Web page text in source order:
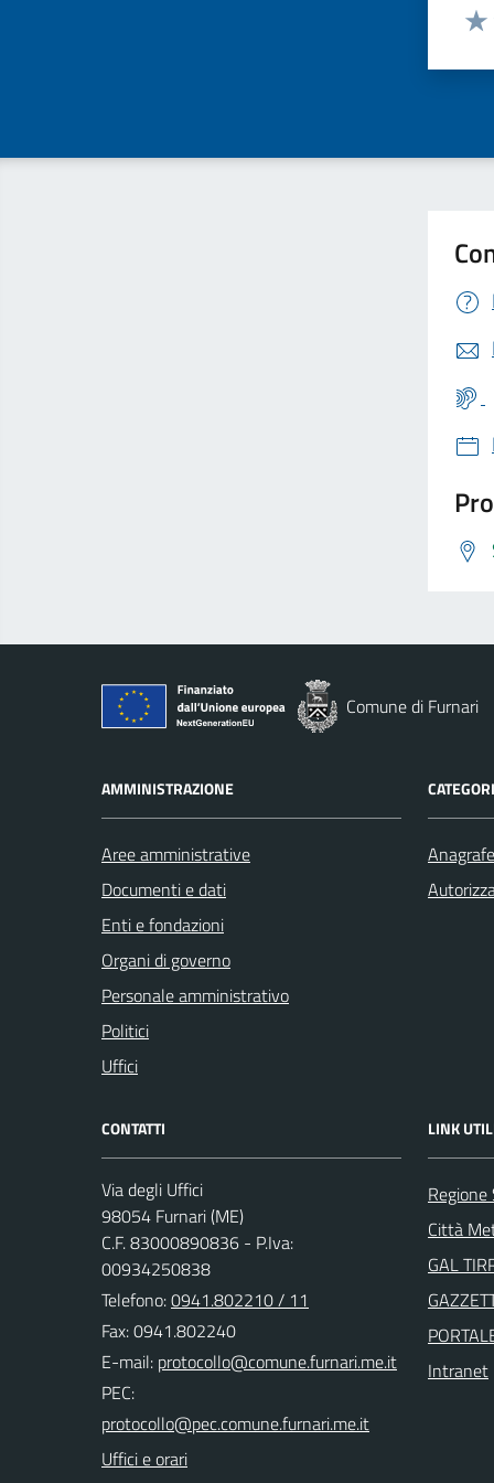
Comune di Furnari
AMMINISTRAZIONE
Aree amministrative
Documenti e dati
Enti e fondazioni
Organi di governo
Personale amministrativo
Politici
Uffici
CONTATTI
Via degli Uffici
98054 Furnari (ME)
C.F. 83000890836 - P.Iva:
00934250838
Telefono:0941.802210 / 11
Fax: 0941.802240
E-mail:
PEC:
Uffici e orari
LINK
Regione
Città
GAL
Intranet